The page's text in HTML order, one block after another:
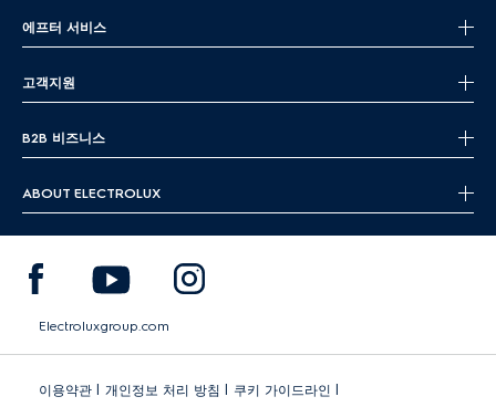
에프터 서비스
고객지원
B2B 비즈니스
ABOUT ELECTROLUX
Electroluxgroup.com
이용약관 | 개인정보 처리 방침 | 쿠키 가이드라인 |